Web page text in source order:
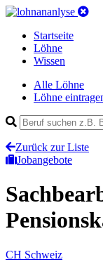
Startseite
Löhne
Wissen
Alle Löhne
Löhne
Zurück zur Liste
Jobangebote
CH Schweiz